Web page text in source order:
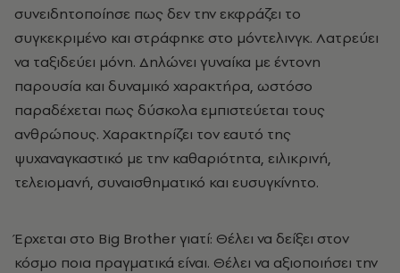
συνειδητοποίησε πως δεν την εκφράζει το
συγκεκριμένο και στράφηκε στο μόντελινγκ. Λατρεύει
να ταξιδεύει μόνη. Δηλώνει γυναίκα με έντονη
παρουσία και δυναμικό χαρακτήρα, ωστόσο
παραδέχεται πως δύσκολα εμπιστεύεται τους
ανθρώπους. Χαρακτηρίζει τον εαυτό της
ψυχαναγκαστικό με την καθαριότητα, ειλικρινή,
τελειομανή, συναισθηματικό και ευσυγκίνητο.
Έρχεται στο Big Brother γιατί: Θέλει να δείξει στον
κόσμο ποια πραγματικά είναι. Θέλει να αξιοποιήσει την